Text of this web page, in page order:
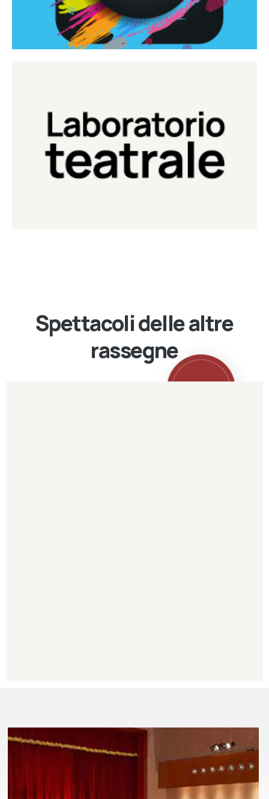
Laboratorio Teatrale
Laboratorio di teatro del Teatro Eduardo de Filippo
Continua
Spettacoli delle altre
rassegne